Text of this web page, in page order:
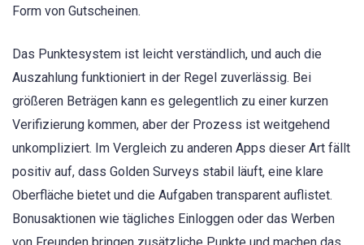
Form von Gutscheinen.
Das Punktesystem ist leicht verständlich, und auch die
Auszahlung funktioniert in der Regel zuverlässig. Bei
größeren Beträgen kann es gelegentlich zu einer kurzen
Verifizierung kommen, aber der Prozess ist weitgehend
unkompliziert. Im Vergleich zu anderen Apps dieser Art fällt
positiv auf, dass Golden Surveys stabil läuft, eine klare
Oberfläche bietet und die Aufgaben transparent auflistet.
Bonusaktionen wie tägliches Einloggen oder das Werben
von Freunden bringen zusätzliche Punkte und machen das